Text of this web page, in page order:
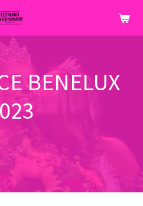
BENELUX